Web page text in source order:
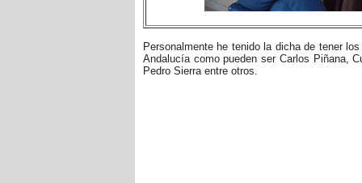
Personalmente he tenido la dicha de tener
Andalucía como pueden ser Carlos Piñana,
Pedro Sierra entre otros.